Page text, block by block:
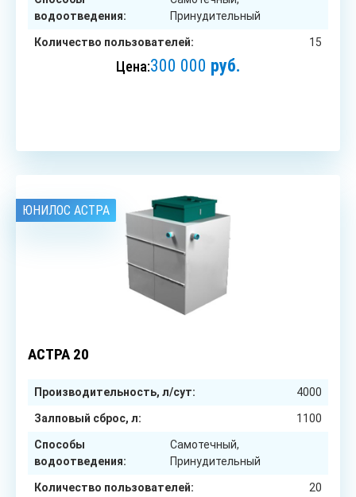
водоотведения:
Принудительный
Количество пользователей: 15
Цена:300 000 руб.
ЮНИЛОС АСТРА
АСТРА 20
Производительность, л/сут: 4000
Залповый сброс, л: 1100
Способы
водоотведения:
Самотечный,
Принудительный
Количество пользователей: 20